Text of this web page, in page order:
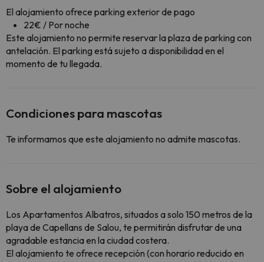
El alojamiento ofrece parking exterior de pago
22€ / Por noche
Este alojamiento no permite reservar la plaza de parking con
antelación. El parking está sujeto a disponibilidad en el
momento de tu llegada.
Condiciones para mascotas
Te informamos que este alojamiento no admite mascotas.
Sobre el alojamiento
Los Apartamentos Albatros, situados a solo 150 metros de la
playa de Capellans de Salou, te permitirán disfrutar de una
agradable estancia en la ciudad costera.
El alojamiento te ofrece recepción (con horario reducido en